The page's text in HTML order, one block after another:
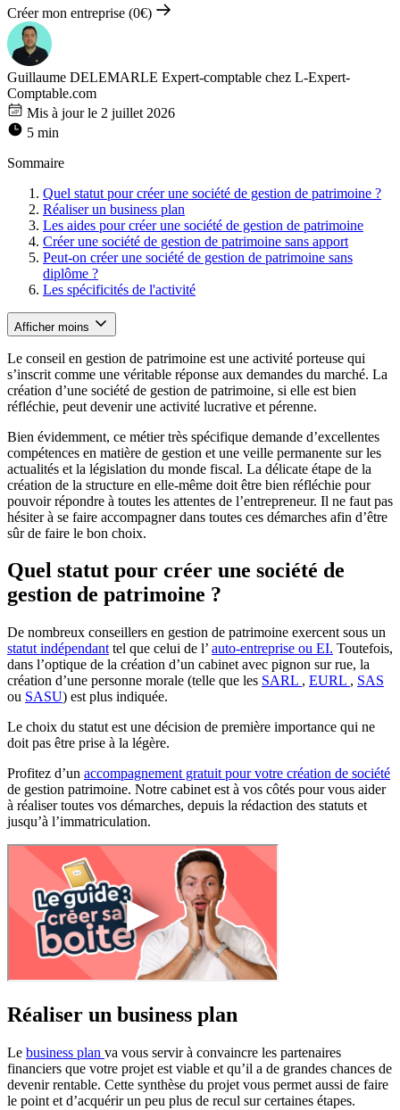
Créer mon entreprise (0€)
Guillaume DELEMARLE Expert-comptable chez L-Expert-
Comptable.com
Mis à jour le 2 juillet 2026
5 min
Sommaire
Quel statut pour créer une société de gestion de patrimoine ?
Réaliser un business plan
Les aides pour créer une société de gestion de patrimoine
Créer une société de gestion de patrimoine sans apport
Peut-on créer une société de gestion de patrimoine sans
diplôme ?
Les spécificités de l'activité
Afficher moins
Le conseil en gestion de patrimoine est une activité porteuse qui
s’inscrit comme une véritable réponse aux demandes du marché. La
création d’une société de gestion de patrimoine, si elle est bien
réfléchie, peut devenir une activité lucrative et pérenne.
Bien évidemment, ce métier très spécifique demande d’excellentes
compétences en matière de gestion et une veille permanente sur les
actualités et la législation du monde fiscal. La délicate étape de la
création de la structure en elle-même doit être bien réfléchie pour
pouvoir répondre à toutes les attentes de l’entrepreneur. Il ne faut pas
hésiter à se faire accompagner dans toutes ces démarches afin d’être
sûr de faire le bon choix.
Quel statut pour créer une société de
gestion de patrimoine ?
De nombreux conseillers en gestion de patrimoine exercent sous un
statut indépendant tel que celui de l’ auto-entreprise ou EI. Toutefois,
dans l’optique de la création d’un cabinet avec pignon sur rue, la
création d’une personne morale (telle que les SARL , EURL , SAS
ou SASU) est plus indiquée.
Le choix du statut est une décision de première importance qui ne
doit pas être prise à la légère.
Profitez d’un accompagnement gratuit pour votre création de société
de gestion patrimoine. Notre cabinet est à vos côtés pour vous aider
à réaliser toutes vos démarches, depuis la rédaction des statuts et
jusqu’à l’immatriculation.
Réaliser un business plan
Le business plan va vous servir à convaincre les partenaires
financiers que votre projet est viable et qu’il a de grandes chances de
devenir rentable. Cette synthèse du projet vous permet aussi de faire
le point et d’acquérir un peu plus de recul sur certaines étapes.